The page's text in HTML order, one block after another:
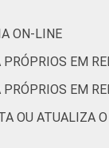
ON-LINE
EM
EM
OU ATUALIZA